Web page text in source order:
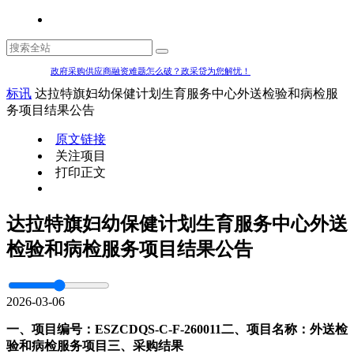
政府采购供应商融资难题怎么破？政采贷为您解忧！
标讯 达拉特旗妇幼保健计划生育服务中心外送检验和病检服
务项目结果公告
原文链接
关注项目
打印正文
达拉特旗妇幼保健计划生育服务中心外送
检验和病检服务项目结果公告
2026-03-06
一、项目编号：ESZCDQS-C-F-260011二、项目名称：外送检
验和病检服务项目 三、采购结果